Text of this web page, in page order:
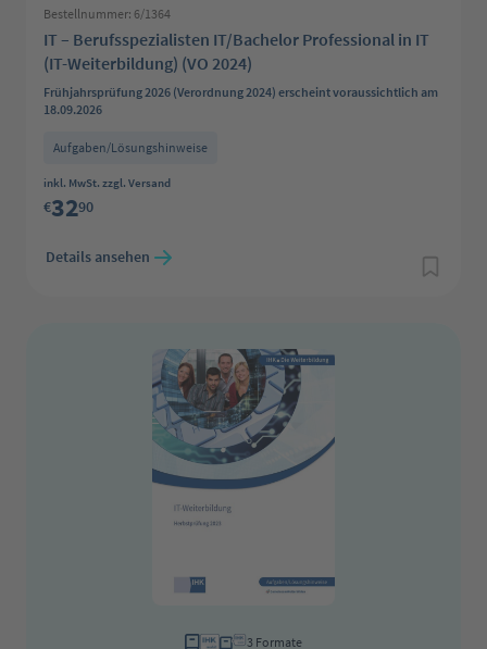
Bestellnummer: 6/1364
IT – Berufsspezialisten IT/Bachelor Professional in IT
(IT-Weiterbildung) (VO 2024)
Frühjahrsprüfung 2026 (Verordnung 2024) erscheint voraussichtlich am
18.09.2026
Aufgaben/Lösungshinweise
Regulärer Preis:
inkl. MwSt. zzgl. Versand
€3290
Details ansehen
3 Formate